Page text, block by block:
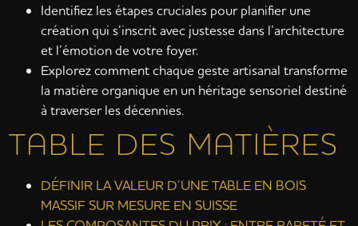
Identifiez les étapes cruciales pour planifier une
création qui s’inscrit avec justesse dans l’architecture
et l’émotion de votre foyer.
Explorez comment chaque geste artisanal transforme
la matière organique en un héritage sensoriel destiné
à traverser les décennies.
TABLE DES MATIÈRES
DÉFINIR LA VALEUR D’UNE TABLE EN BOIS
MASSIF SUR MESURE EN SUISSE